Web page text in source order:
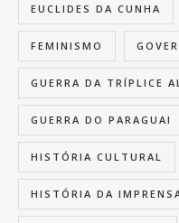
EUCLIDES DA CUNHA
FEMINISMO
GUERRA DA TRÍPLICE
GUERRA DO PARAGUAI
HISTÓRIA CULTURAL
HISTÓRIA DA